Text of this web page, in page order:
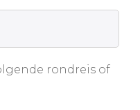
rondreis of